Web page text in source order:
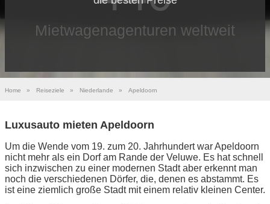
Mietwagenagenturen weltweit
Home » Reiseziele » Niederlande » Apeldoorn
Luxusauto mieten Apeldoorn
Um die Wende vom 19. zum 20. Jahrhundert war Apeldoorn
nicht mehr als ein Dorf am Rande der Veluwe. Es hat schnell
sich inzwischen zu einer modernen Stadt aber erkennt man
noch die verschiedenen Dörfer, die, denen es abstammt. Es
ist eine ziemlich große Stadt mit einem relativ kleinen Center.